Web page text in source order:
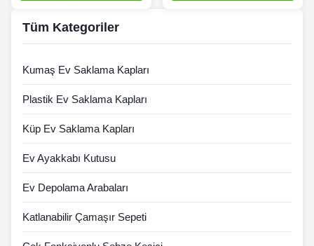
Tüm Kategoriler
Kumaş Ev Saklama Kapları
Plastik Ev Saklama Kapları
Küp Ev Saklama Kapları
Ev Ayakkabı Kutusu
Ev Depolama Arabaları
Katlanabilir Çamaşır Sepeti